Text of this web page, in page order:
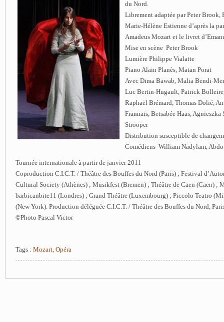
du Nord.
Librement adaptée par Peter Brook,
Marie-Hélène Estienne d’après la
Amadeus Mozart et le livret
Mise en scène Peter Brook
Lumière Philippe Vialatte
Piano Alain Planès, Matan Porat
Avec Dima Bawab, Malia Bendi-
Luc Bertin-Hugault, Patrick
Raphaël Brémard, Thomas Dolié,
Frannais, Betsabée Haas,
Strooper
Distribution susceptible de
Comédiens William Nadylam,
Tournée internationale à partir de janvier 2011
Coproduction C.I.C.T. / Théâtre des Bouffes du Nord (Paris) ; Festival
Cultural Society (Athènes) ; Musikfest (Bremen) ; Théâtre de Caen (Caen) ;
barbicanbite11 (Londres) ; Grand Théâtre (Luxembourg) ; Piccolo Teatro
(New York). Production déléguée C.I.C.T. / Théâtre des Bouffes du Nord,
©Photo Pascal Victor
Tags : Mozart, Opéra